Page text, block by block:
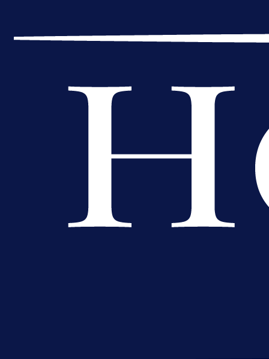
Reprezentativac BiH bi mogao
postati novo pojačanje Hajduka!